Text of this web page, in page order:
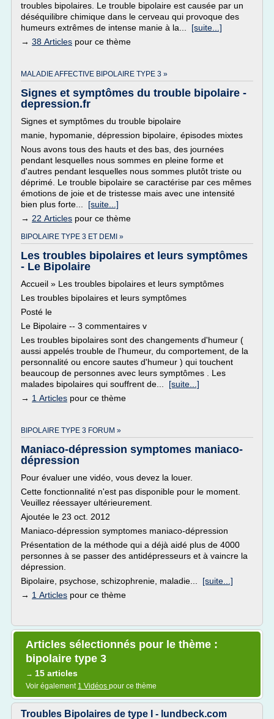
troubles bipolaires. Le trouble bipolaire est causée par un
déséquilibre chimique dans le cerveau qui provoque des
humeurs extrêmes de intense manie à la... [suite...]
→ 38 Articles pour ce thème
MALADIE AFFECTIVE BIPOLAIRE TYPE 3 »
Signes et symptômes du trouble bipolaire -
depression.fr
Signes et symptômes du trouble bipolaire
manie, hypomanie, dépression bipolaire, épisodes mixtes
Nous avons tous des hauts et des bas, des journées
pendant lesquelles nous sommes en pleine forme et
d'autres pendant lesquelles nous sommes plutôt triste ou
déprimé. Le trouble bipolaire se caractérise par ces mêmes
émotions de joie et de tristesse mais avec une intensité
bien plus forte... [suite...]
→ 22 Articles pour ce thème
BIPOLAIRE TYPE 3 ET DEMI »
Les troubles bipolaires et leurs symptômes
- Le Bipolaire
Accueil » Les troubles bipolaires et leurs symptômes
Les troubles bipolaires et leurs symptômes
Posté le
Le Bipolaire -- 3 commentaires v
Les troubles bipolaires sont des changements d'humeur (
aussi appelés trouble de l'humeur, du comportement, de la
personnalité ou encore sautes d'humeur ) qui touchent
beaucoup de personnes avec leurs symptômes . Les
malades bipolaires qui souffrent de... [suite...]
→ 1 Articles pour ce thème
BIPOLAIRE TYPE 3 FORUM »
Maniaco-dépression symptomes maniaco-
dépression
Pour évaluer une vidéo, vous devez la louer.
Cette fonctionnalité n'est pas disponible pour le moment.
Veuillez réessayer ultérieurement.
Ajoutée le 23 oct. 2012
Maniaco-dépression symptomes maniaco-dépression
Présentation de la méthode qui a déjà aidé plus de 4000
personnes à se passer des antidépresseurs et à vaincre la
dépression.
Bipolaire, psychose, schizophrenie, maladie... [suite...]
→ 1 Articles pour ce thème
Articles sélectionnés pour le thème :
bipolaire type 3
→ 15 articles
Voir également 1 Vidéos pour ce thème
Troubles Bipolaires de type I - lundbeck.com